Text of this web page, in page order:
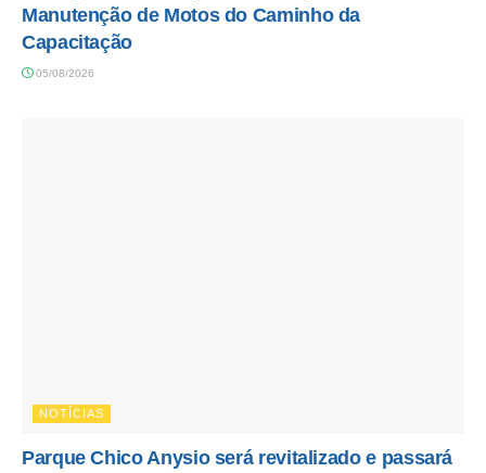
Manutenção de Motos do Caminho da
Capacitação
05/08/2026
NOTÍCIAS
Parque Chico Anysio será revitalizado e passará